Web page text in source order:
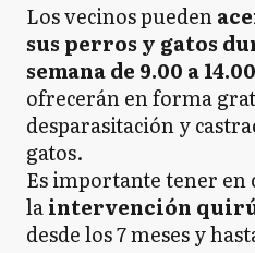
Los vecinos pueden
sus perros y gatos
semana de 9.00 a 14.00
ofrecerán en forma
desparasitación y
gatos.
Es importante tener en
laintervención
desde los 7 meses y